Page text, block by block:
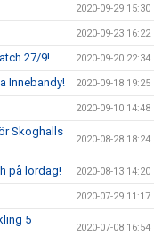
2020-09-29 15:30
2020-09-23 16:22
27/9! 2020-09-20 22:34
Innebandy! 2020-09-18 19:25
2020-09-10 14:48
Skoghalls
2020-08-28 18:24
på lördag! 2020-08-13 14:20
2020-07-29 11:17
5
2020-07-08 16:54